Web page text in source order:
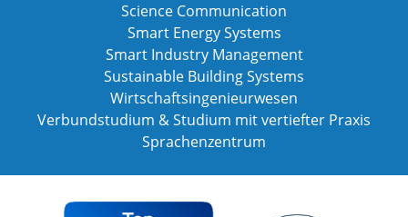
Science Communication
Smart Energy Systems
Smart Industry Management
Sustainable Building Systems
Wirtschaftsingenieurwesen
Verbundstudium & Studium mit vertiefter Praxis
Sprachenzentrum